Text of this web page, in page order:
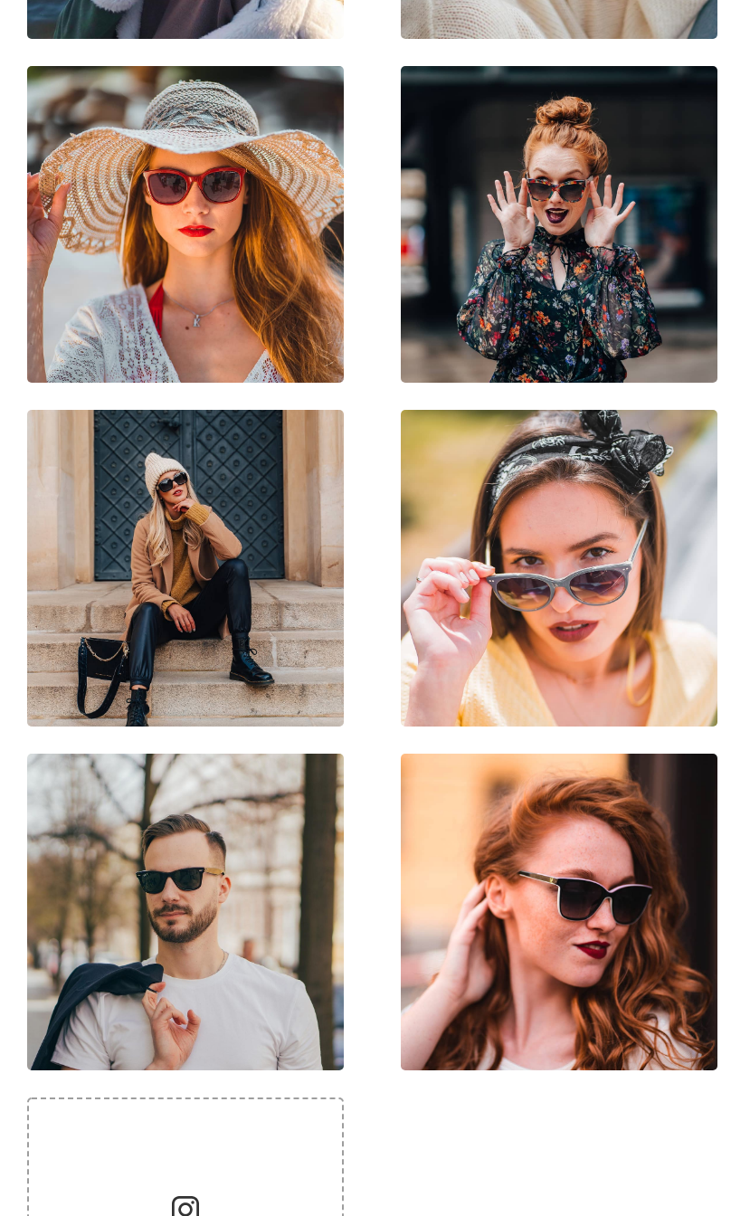
Balama flexibilă:
Nu
Accesorii
Suport:
Da
Lavetă pentru curățat:
Nu
Altele
Sex:
Unisex
Categorie:
Ochelari de soare
Brand:
Cébé
Utilizare:
Sport
Sport:
Golf, Ciclism, Alergare, Drumeții, Ciclism off-road
Cod:
Across CBS004